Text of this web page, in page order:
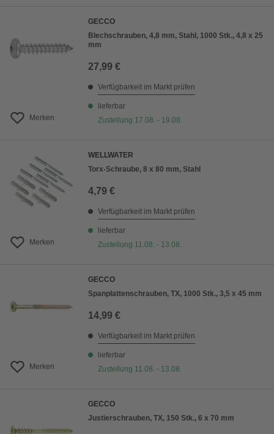
Merken
GECCO
Blechschrauben, 4,8 mm, Stahl, 1000 Stk., 4,8 x 25
mm
27,99 €
Verfügbarkeit im Markt prüfen
lieferbar
Zustellung 17.08. - 19.08.
Merken
WELLWATER
Torx-Schraube, 8 x 80 mm, Stahl
4,79 €
Verfügbarkeit im Markt prüfen
lieferbar
Zustellung 11.08. - 13.08.
Merken
GECCO
Spanplattenschrauben, TX, 1000 Stk., 3,5 x 45 mm
14,99 €
Verfügbarkeit im Markt prüfen
lieferbar
Zustellung 11.08. - 13.08.
GECCO
Justierschrauben, TX, 150 Stk., 6 x 70 mm